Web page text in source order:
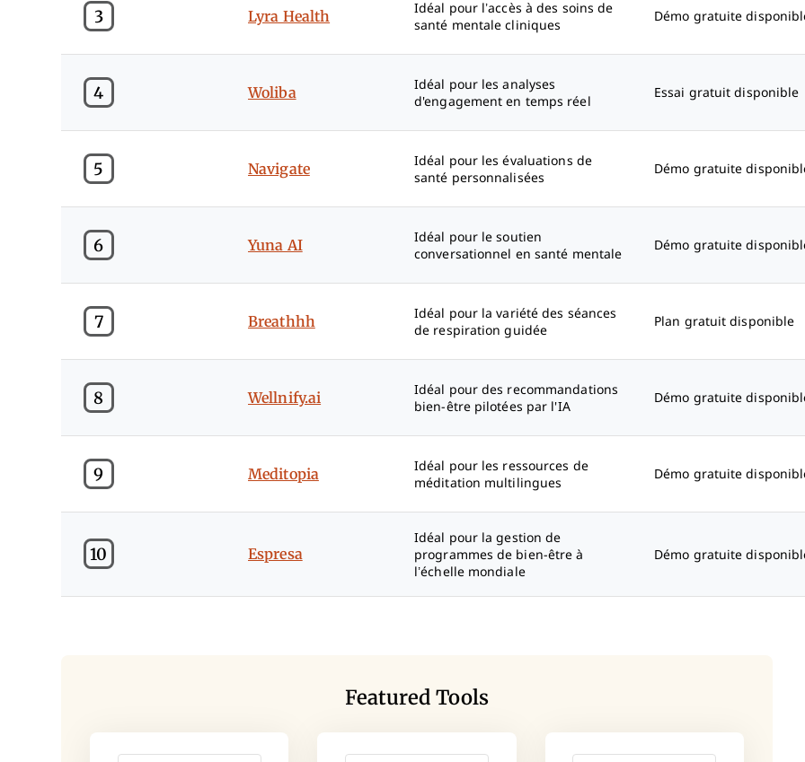
3 Lyra Health
Idéal pour l’accès à des soins de
santé mentale cliniques
Démo gratuite
4 Woliba
Idéal pour les analyses
d'engagement en temps réel
Essai gratuit disponible
5 Navigate
Idéal pour les évaluations de
santé personnalisées
Démo gratuite
6 Yuna AI
Idéal pour le soutien
conversationnel en santé mentale
Démo gratuite
7 Breathhh
Idéal pour la variété des séances
de respiration guidée
Plan gratuit disponible
8 Wellnify.ai
Idéal pour des recommandations
bien-être pilotées par l'IA
Démo gratuite
9 Meditopia
Idéal pour les ressources de
méditation multilingues
Démo gratuite
10 Espresa
Idéal pour la gestion de
programmes de bien-être à
l’échelle mondiale
Démo gratuite
Featured Tools